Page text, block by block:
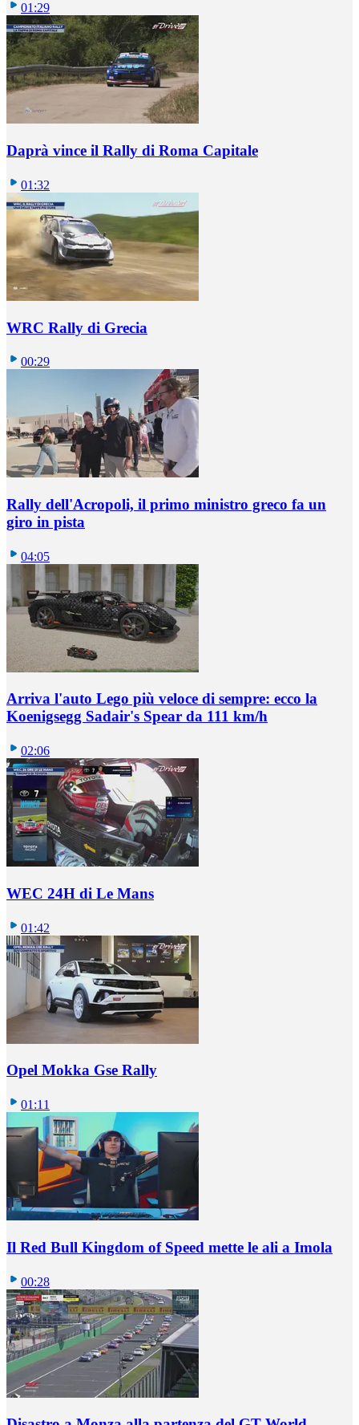
01:29
Daprà vince il Rally di Roma Capitale
01:32
WRC Rally di Grecia
00:29
Rally dell'Acropoli, il primo ministro greco fa un
giro in pista
04:05
Arriva l'auto Lego più veloce di sempre: ecco la
Koenigsegg Sadair's Spear da 111 km/h
02:06
WEC 24H di Le Mans
01:42
Opel Mokka Gse Rally
01:11
Il Red Bull Kingdom of Speed mette le ali a Imola
00:28